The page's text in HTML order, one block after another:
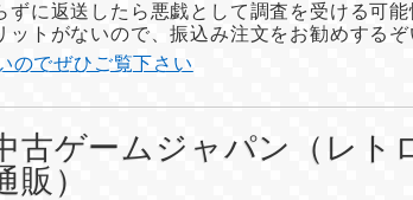
ずに返送したら悪戯として調査を受ける可
ットがないので、振込み注文をお勧めするぞ
のでぜひご覧下さい
古ゲームジャパン（レト
販）